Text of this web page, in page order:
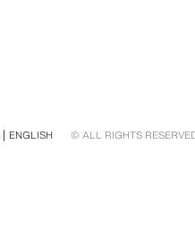
ENGLISH © ALL RIGHTS